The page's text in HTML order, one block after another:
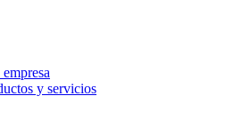
y servicios